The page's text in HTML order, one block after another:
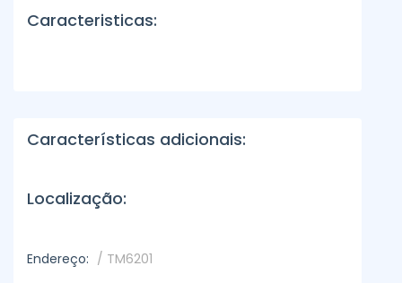
Caracteristicas:
Características adicionais:
Localização:
Endereço: / TM6201